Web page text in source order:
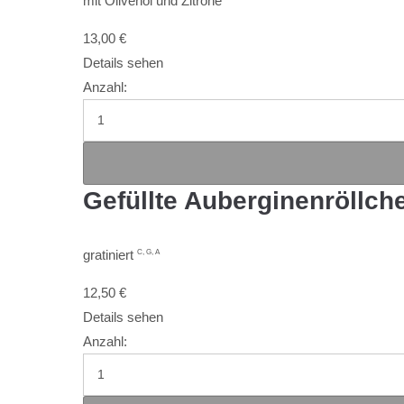
13,00 €
Details sehen
Anzahl:
Gefüllte
gratiniert C, G, A
12,50 €
Details sehen
Anzahl: